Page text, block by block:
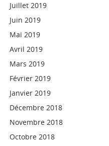
Juillet 2019
Juin 2019
Mai 2019
Avril 2019
Mars 2019
Février 2019
Janvier 2019
Décembre 2018
Novembre 2018
Octobre 2018